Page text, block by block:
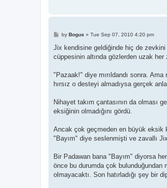
P
s
by Bogus » Tue Sep 07, 2010 4:20 pm
Jix kendisine geldiğinde hiç de
cüppesinin altında gözlerden uzak her
"Pazaak!" diye mırıldandı sonra.
hırsız o desteyi almadıysa gerçek
Nihayet takım çantasının da olması
eksiğinin olmadığını gördü.
Ancak çok geçmeden en büyük eksik
"Bayım" diye seslenmişti ve zavallı
Bir Padawan bana "Bayım" diyorsa
önce bu durumda çok bulunduğundan
olmayacaktı. Son hatırladığı şey bir